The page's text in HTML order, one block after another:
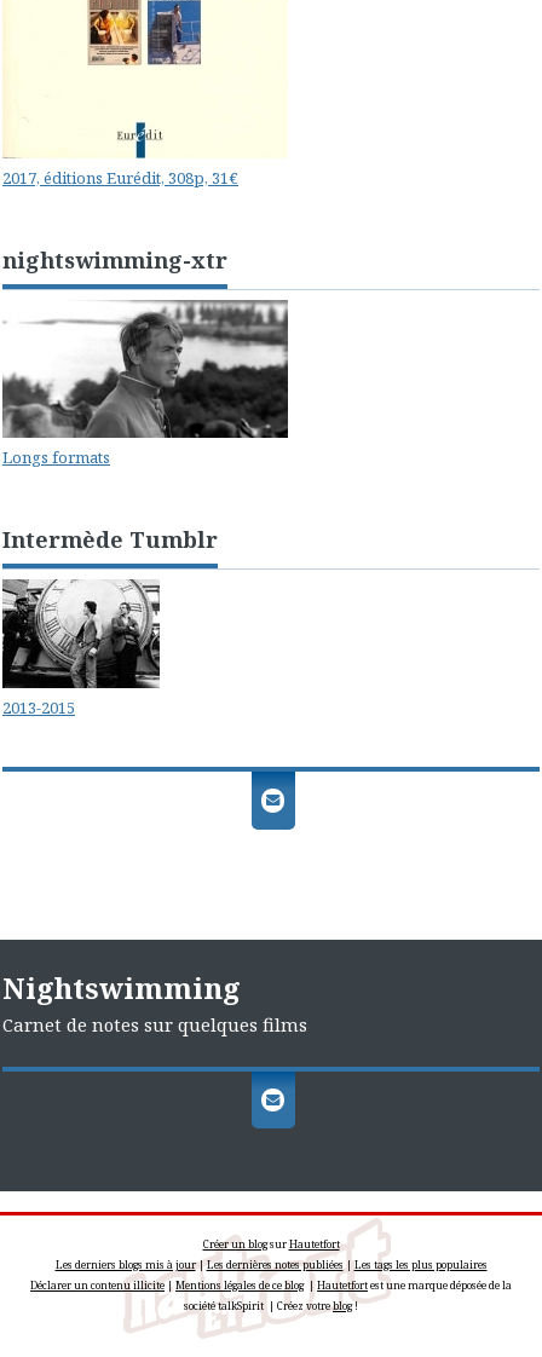
2017, éditions Eurédit, 308p, 31€
nightswimming-xtr
Longs formats
Intermède Tumblr
2013-2015
Nightswimming
Carnet de notes sur quelques films
Créer un blogsurHautetfort
Les derniers blogs mis à jour|Les dernières notes publiées |Les tags les plus populaires
Déclarer un contenu illicite| Mentions légales de ce blog| Hautetfortest une marque déposée de la
société talkSpirit | Créez votreblog!